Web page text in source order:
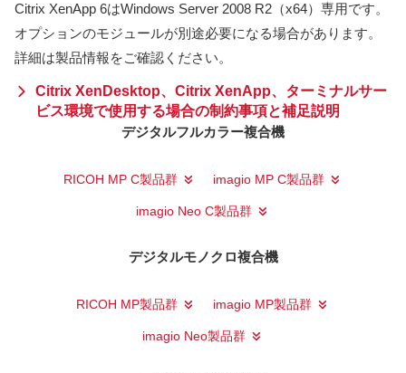
Citrix XenApp 6はWindows Server 2008 R2（x64）専用です。
オプションのモジュールが別途必要になる場合があります。
詳細は製品情報をご確認ください。
Citrix XenDesktop、Citrix XenApp、ターミナルサー
ビス環境で使用する場合の制約事項と補足説明
デジタルフルカラー複合機
RICOH MP C製品群 imagio MP C製品群
imagio Neo C製品群
デジタルモノクロ複合機
RICOH MP製品群 imagio MP製品群
imagio Neo製品群